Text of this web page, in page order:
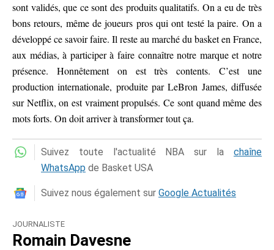
sont validés, que ce sont des produits qualitatifs. On a eu de très
bons retours, même de joueurs pros qui ont testé la paire. On a
développé ce savoir faire. Il reste au marché du basket en France,
aux médias, à participer à faire connaître notre marque et notre
présence. Honnêtement on est très contents. C’est une
production internationale, produite par LeBron James, diffusée
sur Netflix, on est vraiment propulsés. Ce sont quand même des
mots forts. On doit arriver à transformer tout ça.
Suivez toute l'actualité NBA sur la chaîne
WhatsApp de Basket USA
Suivez nous également sur Google Actualités
JOURNALISTE
Romain Davesne